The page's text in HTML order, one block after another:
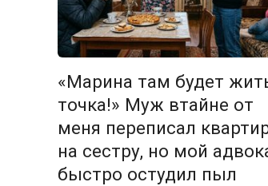
«Марина там будет
точка!» Муж втайне от
меня переписал
на сестру, но мой
быстро остудил пыл